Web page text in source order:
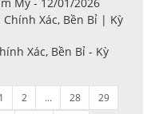
Chính Xác, Bền Bỉ | Kỳ
Xác, Bền Bỉ - Kỳ
1 2 ... 28
29